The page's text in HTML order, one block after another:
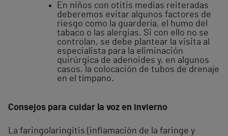
En niños con otitis medias reiteradas
deberemos evitar algunos factores de
riesgo como la guardería, el humo del
tabaco o las alergias. Si con ello no se
controlan, se debe plantear la visita al
especialista para la eliminación
quirúrgica de adenoides y, en algunos
casos, la colocación de tubos de drenaje
en el tímpano.
Consejos para cuidar la voz en invierno
La faringolaringitis (inflamación de la faringe y